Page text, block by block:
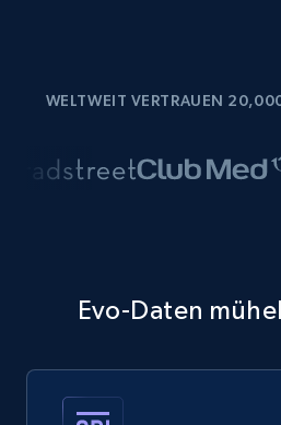
WELTWEIT VERTRAUEN
Evo-Daten